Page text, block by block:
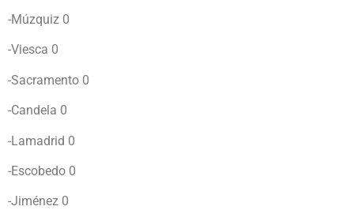
-Múzquiz 0
-Viesca 0
-Sacramento 0
-Candela 0
-Lamadrid 0
-Escobedo 0
-Jiménez 0